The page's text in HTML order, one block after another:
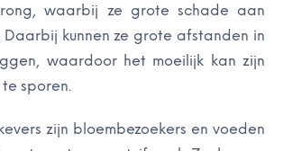
waarbij ze grote schade aan
Daarbij kunnen ze grote afstanden in
waardoor het moeilijk kan zijn
sporen.
zijn bloembezoekers en voeden